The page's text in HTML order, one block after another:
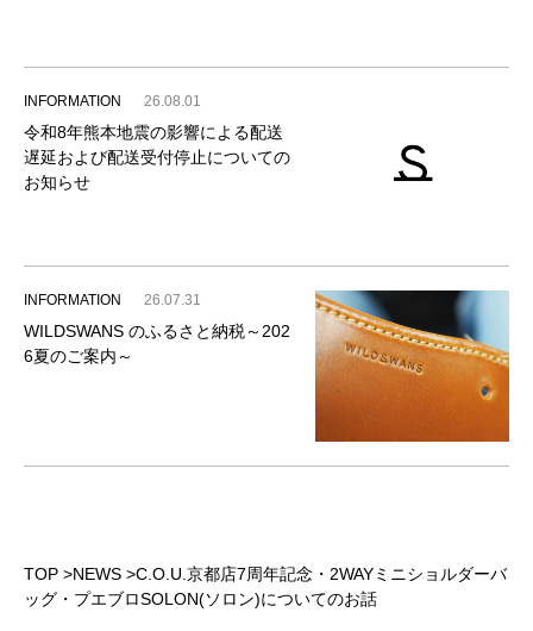
INFORMATION 26.08.01
令和8年熊本地震の影響による配送
遅延および配送受付停止についての
お知らせ
INFORMATION 26.07.31
WILDSWANS のふるさと納税～202
6夏のご案内～
TOP >NEWS >C.O.U.京都店7周年記念・2WAYミニショルダーバ
ッグ・プエブロSOLON(ソロン)についてのお話